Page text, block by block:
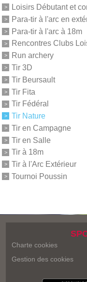
Loisirs Débutant et
Para-tir à l'arc en
Para-tir à l'arc à 18m
Rencontres Clubs
Run archery
Tir 3D
Tir Beursault
Tir Fita
Tir Fédéral
Tir Nature
Tir en Campagne
Tir en Salle
Tir à 18m
Tir à l'Arc Extérieur
Tournoi Poussin
Charte cookies
Gestion des cookies